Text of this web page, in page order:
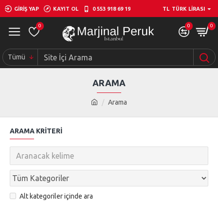
GIRIŞ YAP KAYIT OL 0 553 918 69 19 TL TÜRK LIRASI
0 0 0
Tümü
Arama
ARAMA
ARAMA KRITERI
Alt kategoriler içinde ara